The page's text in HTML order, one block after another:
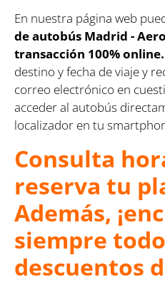
En nuestra página web
de autobús Madrid -
transacción 100% online.
destino y fecha de viaje y
correo electrónico en
acceder al autobús
localizador en tu
Consulta
reserva tu
Además,
siempre
descuentos